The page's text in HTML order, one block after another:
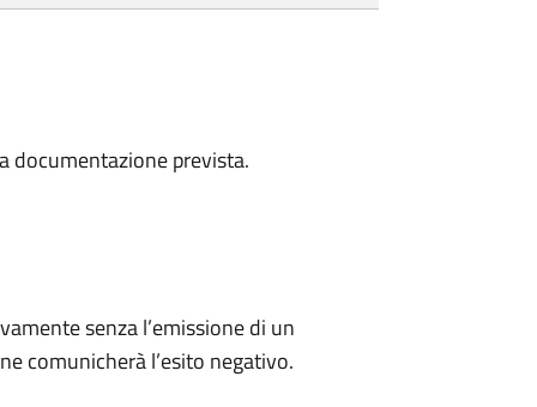
documentazione prevista.
senza l’emissione di un
comunicherà l’esito negativo.